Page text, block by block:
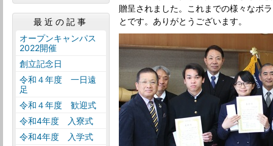
贈呈されました。これまでの様々なボ
とです。ありがとうございます。
最近の記事
オープンキャンパス
2022開催
創立記念日
令和４年度 一日遠
足
令和４年度 歓迎式
令和4年度 入寮式
令和4年度 入学式